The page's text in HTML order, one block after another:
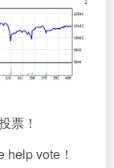
票！
vote！